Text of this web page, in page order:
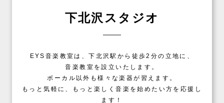
下北沢スタジオ
EYS音楽教室は、下北沢駅から徒歩2分の立地に、
音楽教室を設立いたします。
ボーカル以外も様々な楽器が習えます。
もっと気軽に、もっと楽しく音楽を始めたい方を応援し
ます！